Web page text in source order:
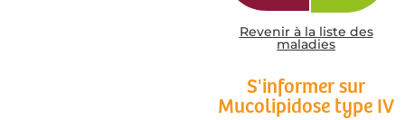
Revenir à la liste des
maladies
S'informer sur
Mucolipidose type IV